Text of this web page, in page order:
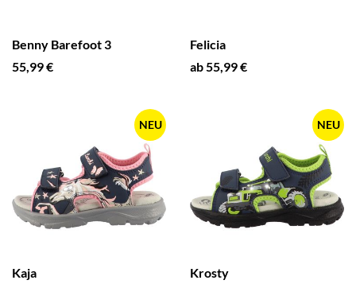
Benny Barefoot 3
55,99 €
Felicia
ab 55,99 €
NEU
Kaja
NEU
Krosty